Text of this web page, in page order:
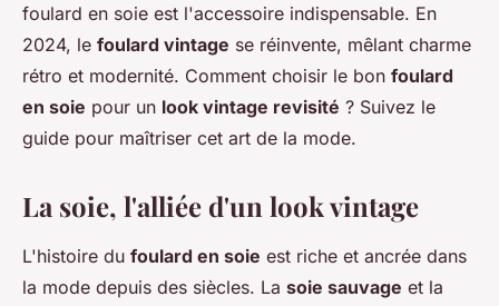
Léonie• 21 juin 2024• 6 min de lecture
foulard en soie est l'accessoire indispensable. En
2024, le foulard vintage se réinvente, mêlant charme
rétro et modernité. Comment choisir le bon foulard
en soie pour un look vintage revisité ? Suivez le
guide pour maîtriser cet art de la mode.
La soie, l'alliée d'un look vintage
L'histoire du foulard en soie est riche et ancrée dans
la mode depuis des siècles. La soie sauvage et la